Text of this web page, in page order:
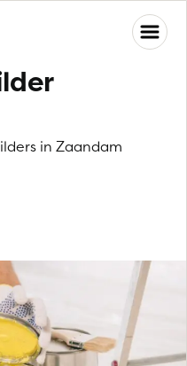
in Zaandam